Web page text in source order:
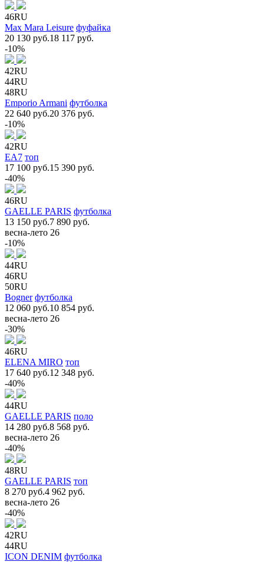
46RU
Max Mara Leisure фуфайка
20 130 руб.18 117 руб.
-10%
42RU
44RU
48RU
Emporio Armani футболка
22 640 руб.20 376 руб.
-10%
42RU
EA7 топ
17 100 руб.15 390 руб.
-40%
46RU
GAELLE PARIS футболка
13 150 руб.7 890 руб.
весна-лето 26
-10%
44RU
46RU
50RU
Bogner футболка
12 060 руб.10 854 руб.
весна-лето 26
-30%
46RU
ELENA MIRO топ
17 640 руб.12 348 руб.
-40%
44RU
GAELLE PARIS поло
14 280 руб.8 568 руб.
весна-лето 26
-40%
48RU
GAELLE PARIS топ
8 270 руб.4 962 руб.
весна-лето 26
-40%
42RU
44RU
ICON DENIM футболка